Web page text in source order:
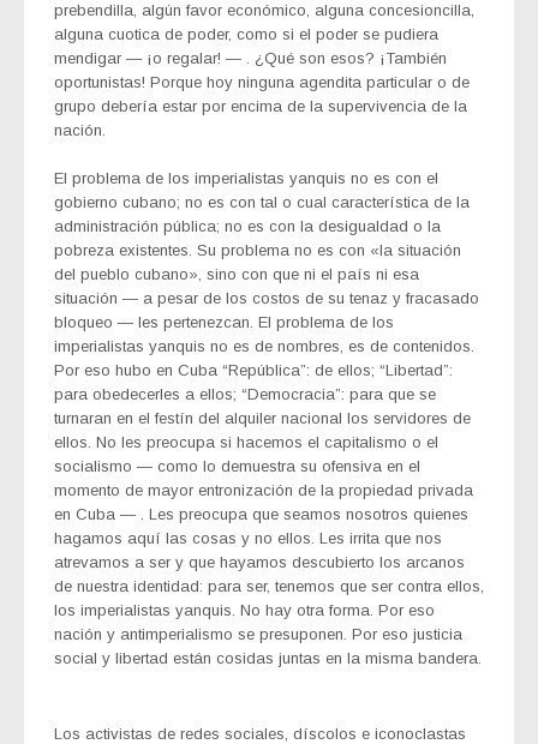
prebendilla, algún favor económico, alguna concesioncilla,
alguna cuotica de poder, como si el poder se pudiera
mendigar — ¡o regalar! — . ¿Qué son esos? ¡También
oportunistas! Porque hoy ninguna agendita particular o de
grupo debería estar por encima de la supervivencia de la
nación.
El problema de los imperialistas yanquis no es con el
gobierno cubano; no es con tal o cual característica de la
administración pública; no es con la desigualdad o la
pobreza existentes. Su problema no es con «la situación
del pueblo cubano», sino con que ni el país ni esa
situación — a pesar de los costos de su tenaz y fracasado
bloqueo — les pertenezcan. El problema de los
imperialistas yanquis no es de nombres, es de contenidos.
Por eso hubo en Cuba “República”: de ellos; “Libertad”:
para obedecerles a ellos; “Democracia”: para que se
turnaran en el festín del alquiler nacional los servidores de
ellos. No les preocupa si hacemos el capitalismo o el
socialismo — como lo demuestra su ofensiva en el
momento de mayor entronización de la propiedad privada
en Cuba — . Les preocupa que seamos nosotros quienes
hagamos aquí las cosas y no ellos. Les irrita que nos
atrevamos a ser y que hayamos descubierto los arcanos
de nuestra identidad: para ser, tenemos que ser contra ellos,
los imperialistas yanquis. No hay otra forma. Por eso
nación y antimperialismo se presuponen. Por eso justicia
social y libertad están cosidas juntas en la misma bandera.
Los activistas de redes sociales, díscolos e iconoclastas